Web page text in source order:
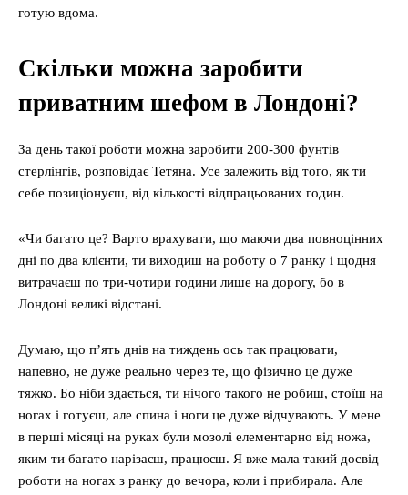
готую вдома.
Скільки можна заробити
приватним шефом в Лондоні?
За день такої роботи можна заробити 200-300 фунтів
стерлінгів, розповідає Тетяна. Усе залежить від того, як ти
себе позиціонуєш, від кількості відпрацьованих годин.
«Чи багато це? Варто врахувати, що маючи два повноцінних
дні по два клієнти, ти виходиш на роботу о 7 ранку і щодня
витрачаєш по три-чотири години лише на дорогу, бо в
Лондоні великі відстані.
Думаю, що п’ять днів на тиждень ось так працювати,
напевно, не дуже реально через те, що фізично це дуже
тяжко. Бо ніби здається, ти нічого такого не робиш, стоїш на
ногах і готуєш, але спина і ноги це дуже відчувають. У мене
в перші місяці на руках були мозолі елементарно від ножа,
яким ти багато нарізаєш, працюєш. Я вже мала такий досвід
роботи на ногах з ранку до вечора, коли і прибирала. Але